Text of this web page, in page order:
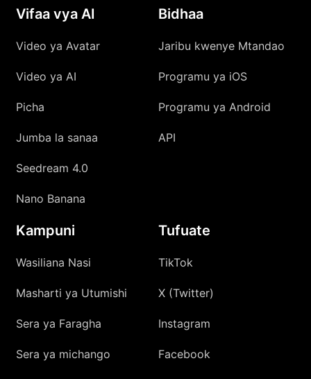
Vifaa vya AI
Video ya Avatar
Video ya AI
Picha
Jumba la sanaa
Seedream 4.0
Nano Banana
Bidhaa
Jaribu kwenye Mtandao
Programu ya iOS
Programu ya Android
API
Kampuni
Wasiliana Nasi
Masharti ya Utumishi
Sera ya Faragha
Sera ya michango
Tufuate
TikTok
X (Twitter)
Instagram
Facebook